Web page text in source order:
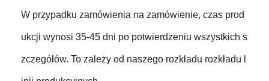
W przypadku zamówienia na zamówienie, czas prod
ukcji wynosi 35-45 dni po potwierdzeniu wszystkich s
zczegółów. To zależy od naszego rozkładu rozkładu l